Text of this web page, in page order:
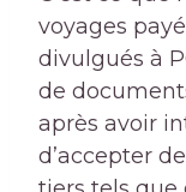
voyages
divulgués à
de
après avoir
d’accepter